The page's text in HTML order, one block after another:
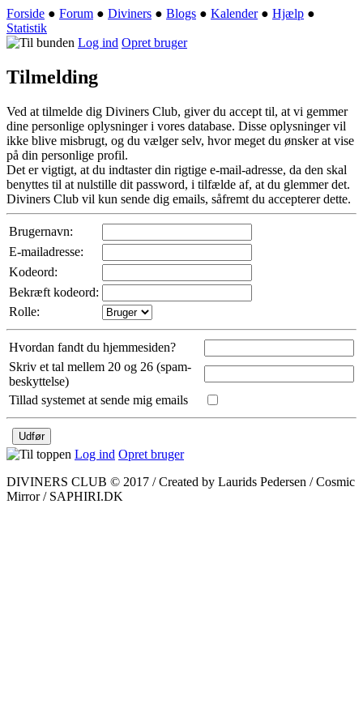
Forside ● Forum ● Diviners ● Blogs ● Kalender● Hjælp ●
Statistik
Log ind Opret bruger
Tilmelding
Ved at tilmelde dig Diviners Club, giver du accept til, at vi gemmer
dine personlige oplysninger i vores database. Disse oplysninger vil
ikke blive misbrugt, og du vælger selv, hvor meget du ønsker at vise
på din personlige profil.
Det er vigtigt, at du indtaster din rigtige e-mail-adresse, da den skal
benyttes til at nulstille dit password, i tilfælde af, at du glemmer det.
Diviners Club vil kun sende dig emails, såfremt du accepterer dette.
Brugernavn:
E-mailadresse:
Kodeord:
Bekræft kodeord:
Rolle:
Hvordan fandt du hjemmesiden?
Skriv et tal mellem 20 og 26 (spam-
beskyttelse)
Tillad systemet at sende mig emails
Log ind Opret bruger
DIVINERS CLUB © 2017 / Created by Laurids Pedersen / Cosmic
Mirror / SAPHIRI.DK